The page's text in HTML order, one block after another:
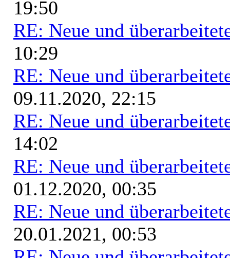
19:50
RE: Neue und
10:29
RE: Neue und
09.11.2020, 22:15
RE: Neue und
14:02
RE: Neue und
01.12.2020, 00:35
RE: Neue und
20.01.2021, 00:53